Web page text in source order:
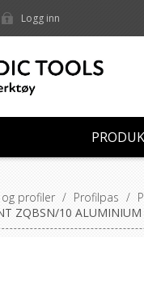
Logg inn
profiler / Profilpas /
ZQBSN/10